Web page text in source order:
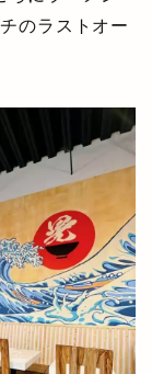
のラストオー